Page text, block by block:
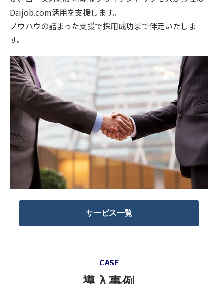
Daijob.com活用を支援します。
ノウハウの詰まった支援で採用成功まで伴走いたしま
す。
サービス一覧
CASE